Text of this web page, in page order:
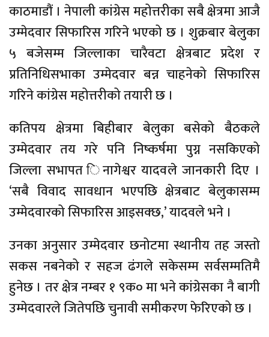
काठमाडौं । नेपाली कांग्रेस महोत्तरीका सबै क्षेत्रमा आजै
उम्मेदवार सिफारिस गरिने भएको छ । शुक्रबार बेलुका
५ बजेसम्म जिल्लाका चारैवटा क्षेत्रबाट प्रदेश र
प्रतिनिधिसभाका उम्मेदवार बन्न चाहनेको सिफारिस
गरिने कांग्रेस महोत्तरीको तयारी छ ।
कतिपय क्षेत्रमा बिहीबार बेलुका बसेको बैठकले
उम्मेदवार तय गरे पनि निष्कर्षमा पुग्न नसकिएको
जिल्ला सभापत िनागेश्वर यादवले जानकारी दिए ।
‘सबै विवाद सावधान भएपछि क्षेत्रबाट बेलुकासम्म
उम्मेदवारको सिफारिस आइसक्छ,’ यादवले भने ।
उनका अनुसार उम्मेदवार छनोटमा स्थानीय तह जस्तो
सकस नबनेको र सहज ढंगले सकेसम्म सर्वसम्मतिमै
हुनेछ । तर क्षेत्र नम्बर १ ९क० मा भने कांग्रेसका नै बागी
उम्मेदवारले जितेपछि चुनावी समीकरण फेरिएको छ ।